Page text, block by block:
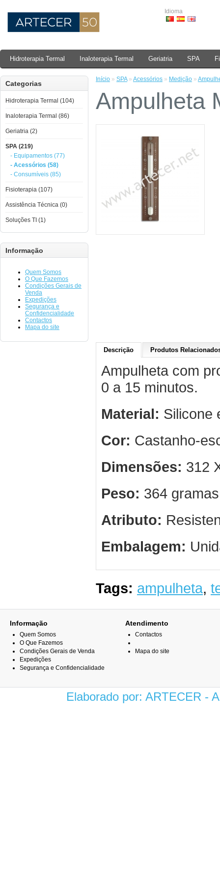
Idioma
Hidroterapia Termal Inaloterapia Termal Geriatria SPA
Categorias
Hidroterapia Termal (104)
Inaloterapia Termal (86)
Geriatria (2)
SPA (219)
- Equipamentos (77)
- Acessórios (58)
- Consumíveis (85)
Fisioterapia (107)
Assistência Técnica (0)
Soluções TI (1)
Informação
Quem Somos
O Que Fazemos
Condições Gerais de
Venda
Expedições
Segurança e
Confidencialidade
Contactos
Mapa do site
Início » SPA» Acessórios » Medição »
Ampulheta
Descrição Produtos
Ampulheta com
0 a 15 minutos.
Material: Silicone
Cor: Castanho-
Dimensões: 312
Peso: 364
Atributo:
Embalagem:
Tags: ampulheta,
Informação
Quem Somos
O Que Fazemos
Condições Gerais de Venda
Expedições
Segurança e Confidencialidade
Atendimento
Contactos
Mapa do site
Elaborado por: ARTECER -